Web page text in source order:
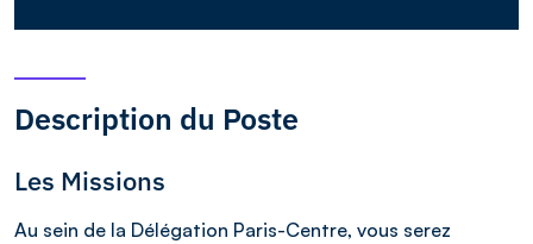
Description du Poste
Les Missions
Au sein de la Délégation Paris-Centre, vous serez